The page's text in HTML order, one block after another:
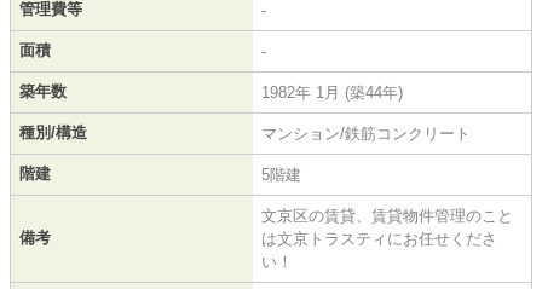
管理費等 -
面積 -
築年数 1982年 1月 (築44年)
種別/構造 マンション/鉄筋コンクリート
階建 5階建
備考
文京区の賃貸、賃貸物件管理のこと
は文京トラスティにお任せくださ
い！